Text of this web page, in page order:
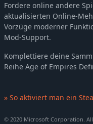
Fordere online andere
aktualisierten Online-
Vorzüge moderner
Mod-Support.
Komplettiere deine
Reihe Age of Empires
» So aktiviert man ein
© 2020 Microsoft Corporation.